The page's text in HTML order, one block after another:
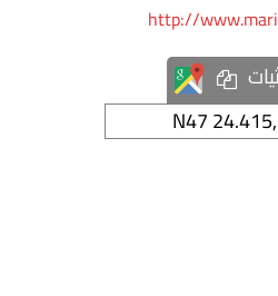
http://